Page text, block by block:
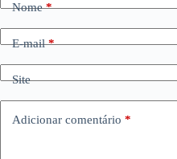
Nome*
E-mail*
Site
Adicionar comentário *